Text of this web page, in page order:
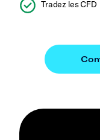
Tradez les CFD